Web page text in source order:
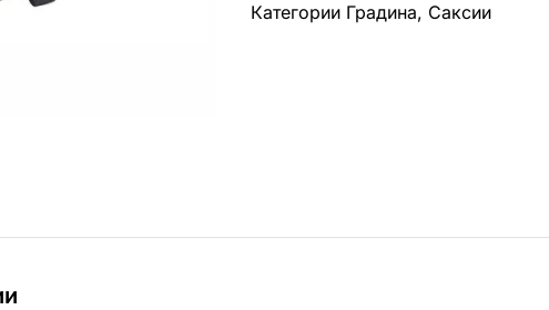
Категории Градина, Саксии